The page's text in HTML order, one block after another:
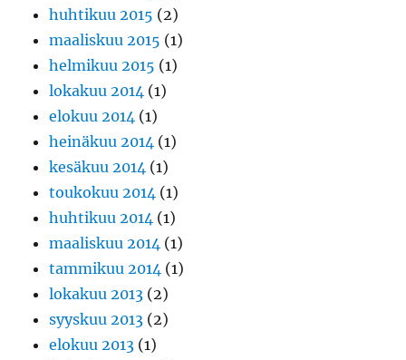
huhtikuu 2015 (2)
maaliskuu 2015 (1)
helmikuu 2015 (1)
lokakuu 2014 (1)
elokuu 2014 (1)
heinäkuu 2014 (1)
kesäkuu 2014 (1)
toukokuu 2014 (1)
huhtikuu 2014 (1)
maaliskuu 2014 (1)
tammikuu 2014 (1)
lokakuu 2013 (2)
syyskuu 2013 (2)
elokuu 2013 (1)